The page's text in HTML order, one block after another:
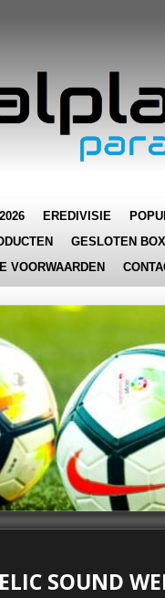
EREDIVISIE
GESLOTEN
VOORWAARDEN
SOUND